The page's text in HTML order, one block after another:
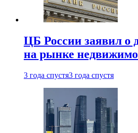
ЦБ России заявил о
на рынке
3 года спустя3 года спустя